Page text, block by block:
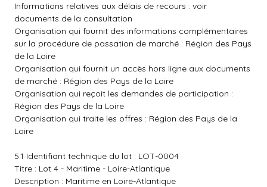
Informations relatives aux délais de recours : voir
documents de la consultation
Organisation qui fournit des informations complémentaires
sur la procédure de passation de marché : Région des Pays
de la Loire
Organisation qui fournit un accès hors ligne aux documents
de marché : Région des Pays de la Loire
Organisation qui reçoit les demandes de participation :
Région des Pays de la Loire
Organisation qui traite les offres : Région des Pays de la
Loire
5.1 Identifiant technique du lot : LOT-0004
Titre : Lot 4 - Maritime - Loire-Atlantique
Description : Maritime en Loire-Atlantique